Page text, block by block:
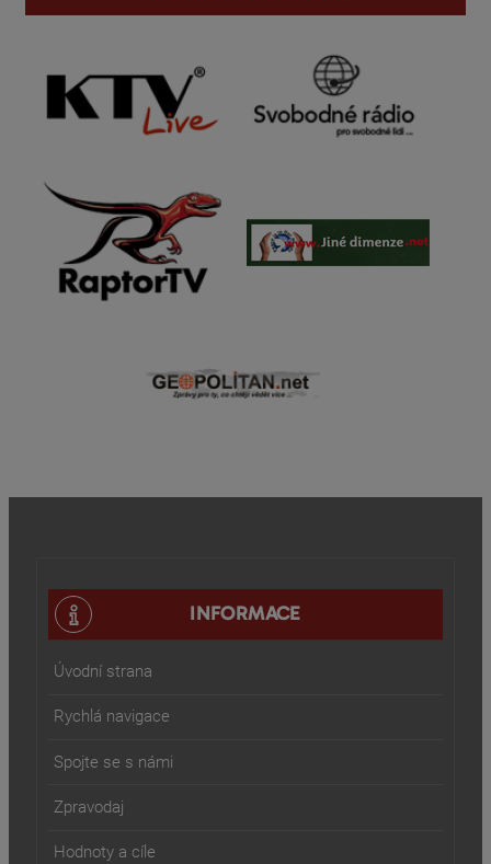
INFORMACE
Úvodní strana
Rychlá navigace
Spojte se s námi
Zpravodaj
Hodnoty a cíle